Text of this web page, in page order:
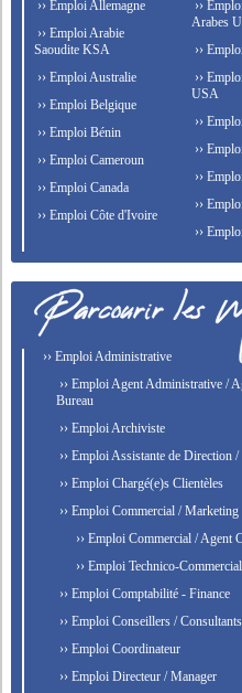
›› Emploi Allemagne
›› Emploi Arabie
Saoudite KSA
›› Emploi Australie
›› Emploi Belgique
›› Emploi Bénin
›› Emploi Cameroun
›› Emploi Canada
›› Emploi Côte d'Ivoire
››
Arabes
››
››
USA
››
››
››
››
››
›› Emploi Administrative
›› Emploi Agent Administrative /
Bureau
›› Emploi Archiviste
›› Emploi Assistante de Direction /
›› Emploi Chargé(e)s Clientèles
›› Emploi Commercial / Marketing
›› Emploi Commercial / Agent
›› Emploi Technico-Commercial
›› Emploi Comptabilité - Finance
›› Emploi Conseillers / Consultants
›› Emploi Coordinateur
›› Emploi Directeur / Manager